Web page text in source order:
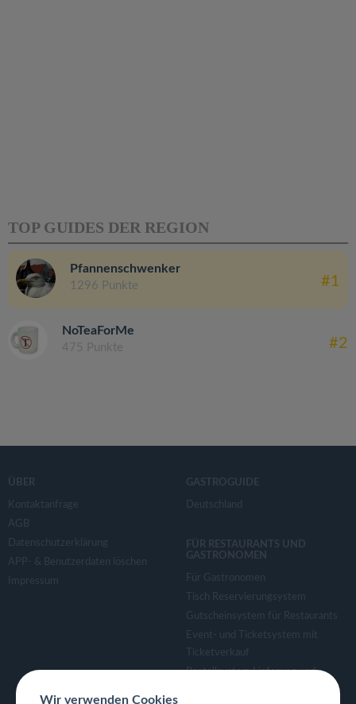
TOP GUIDES DER REGION
Pfannenschwenker
1296 Punkte #1
NoTeaForMe
475 Punkte #2
ÜBER
Kontaktanfrage
AGB
Datenschutzerklärung
APP- & Benutzerdaten löschen
Impressum
GASTROGUIDE
Deutschland
FÜR RESTAURANTS UND
GASTRONOMEN
Für Gastronomen
Tisch Reservierungsystem
Gutscheinsystem für Restaurants
Event- und Ticketsystem mit
Ticketverkauf
Bestellsystem Lieferung und
Wir verwenden Cookies